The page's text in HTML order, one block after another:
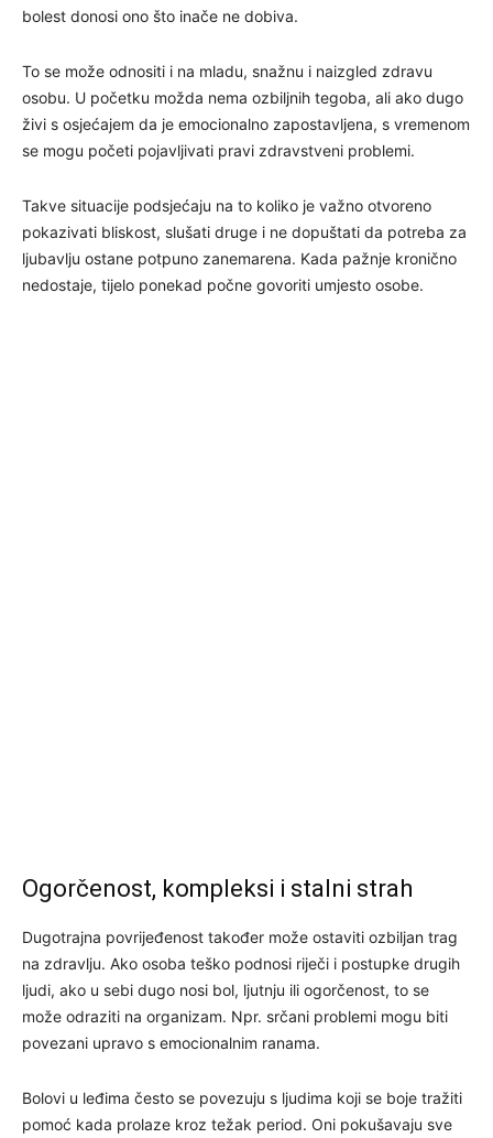
bolest donosi ono što inače ne dobiva.
To se može odnositi i na mladu, snažnu i naizgled zdravu
osobu. U početku možda nema ozbiljnih tegoba, ali ako dugo
živi s osjećajem da je emocionalno zapostavljena, s vremenom
se mogu početi pojavljivati pravi zdravstveni problemi.
Takve situacije podsjećaju na to koliko je važno otvoreno
pokazivati bliskost, slušati druge i ne dopuštati da potreba za
ljubavlju ostane potpuno zanemarena. Kada pažnje kronično
nedostaje, tijelo ponekad počne govoriti umjesto osobe.
Ogorčenost, kompleksi i stalni strah
Dugotrajna povrijeđenost također može ostaviti ozbiljan trag
na zdravlju. Ako osoba teško podnosi riječi i postupke drugih
ljudi, ako u sebi dugo nosi bol, ljutnju ili ogorčenost, to se
može odraziti na organizam. Npr. srčani problemi mogu biti
povezani upravo s emocionalnim ranama.
Bolovi u leđima često se povezuju s ljudima koji se boje tražiti
pomoć kada prolaze kroz težak period. Oni pokušavaju sve